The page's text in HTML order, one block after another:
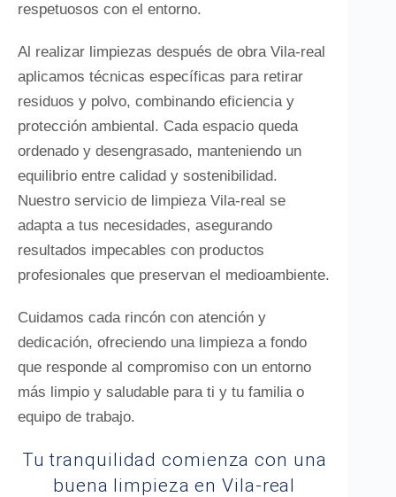
respetuosos con el entorno.
Al realizar limpiezas después de obra Vila-real
aplicamos técnicas específicas para retirar
residuos y polvo, combinando eficiencia y
protección ambiental. Cada espacio queda
ordenado y desengrasado, manteniendo un
equilibrio entre calidad y sostenibilidad.
Nuestro servicio de limpieza Vila-real se
adapta a tus necesidades, asegurando
resultados impecables con productos
profesionales que preservan el medioambiente.
Cuidamos cada rincón con atención y
dedicación, ofreciendo una limpieza a fondo
que responde al compromiso con un entorno
más limpio y saludable para ti y tu familia o
equipo de trabajo.
Tu tranquilidad comienza con una
buena limpieza en Vila-real